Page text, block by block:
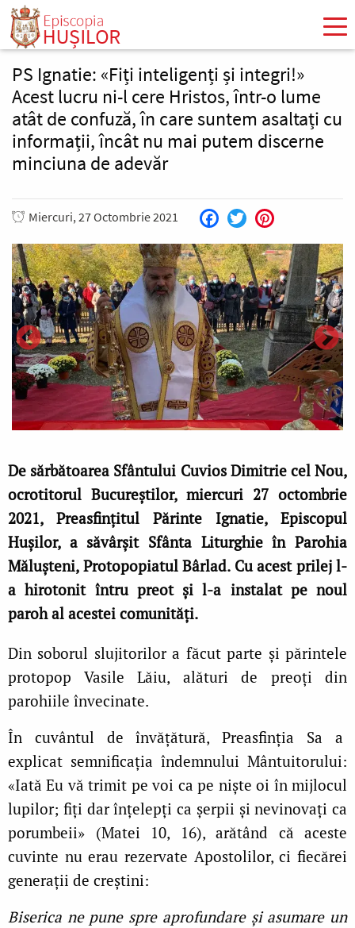
Mergi
conţinutul
principal
PS Ignatie: «Fiți inteligenți și integri!»
Acest lucru ni-l cere Hristos, într-o lume
atât de confuză, în care suntem asaltați cu
informații, încât nu mai putem discerne
minciuna de adevăr
Miercuri, 27 Octombrie 2021 Facebook
Twitter
De sărbătoarea Sfântului Cuvios Dimitrie cel Nou,
ocrotitorul Bucureștilor, miercuri 27 octombrie
2021, Preasfințitul Părinte Ignatie, Episcopul
Hușilor, a săvârșit Sfânta Liturghie în Parohia
Mălușteni, Protopopiatul Bârlad. Cu acest prilej l-
a hirotonit întru preot și l-a instalat pe noul
paroh al acestei comunități.
Din soborul slujitorilor a făcut parte și părintele
protopop Vasile Lăiu, alături de preoți din
parohiile învecinate.
În cuvântul de învățătură, Preasfinția Sa a
explicat semnificația îndemnului Mântuitorului:
«Iată Eu vă trimit pe voi ca pe niște oi în mijlocul
lupilor; fiți dar înțelepți ca șerpii și nevinovați ca
porumbeii» (Matei 10, 16), arătând că aceste
cuvinte nu erau rezervate Apostolilor, ci fiecărei
generații de creștini:
Biserica ne pune spre aprofundare și asumare un